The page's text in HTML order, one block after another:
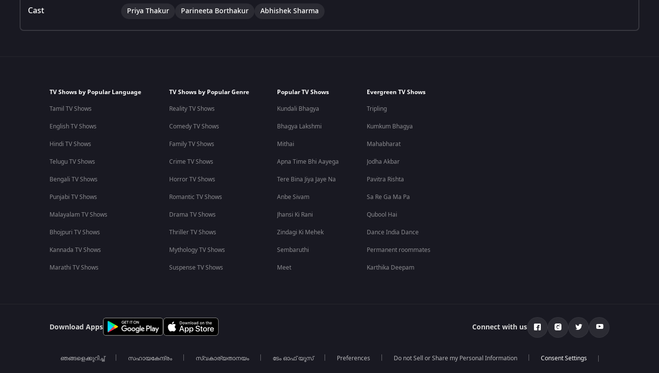
Cast Priya Thakur Parineeta Borthakur Abhishek Sharma
TV Shows by Popular Language
Tamil TV Shows
English TV Shows
Hindi TV Shows
Telugu TV Shows
Bengali TV Shows
Punjabi TV Shows
Malayalam TV Shows
Bhojpuri TV Shows
Kannada TV Shows
Marathi TV Shows
TV Shows by Popular Genre
Reality TV Shows
Comedy TV Shows
Family TV Shows
Crime TV Shows
Horror TV Shows
Romantic TV Shows
Drama TV Shows
Thriller TV Shows
Mythology TV Shows
Suspense TV Shows
Popular TV Shows
Kundali Bhagya
Bhagya Lakshmi
Mithai
Apna Time Bhi Aayega
Tere Bina Jiya Jaye Na
Anbe Sivam
Jhansi Ki Rani
Zindagi Ki Mehek
Sembaruthi
Meet
Evergreen TV Shows
Tripling
Kumkum Bhagya
Mahabharat
Jodha Akbar
Pavitra Rishta
Sa Re Ga Ma Pa
Qubool Hai
Dance India Dance
Permanent roommates
Karthika Deepam
Download Apps Connect with us
ഞങ്ങളെക്കുറിച്ച് സഹായകേന്ദ്രം സ്വകാര്യതാനയം ടേം ഓഫ് യൂസ് Preferences Do not Sell or Share my Personal Information